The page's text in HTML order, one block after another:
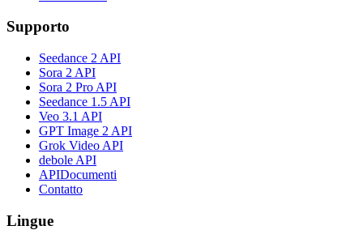
Supporto
Seedance 2 API
Sora 2 API
Sora 2 Pro API
Seedance 1.5 API
Veo 3.1 API
GPT Image 2 API
Grok Video API
debole API
APIDocumenti
Contatto
Lingue